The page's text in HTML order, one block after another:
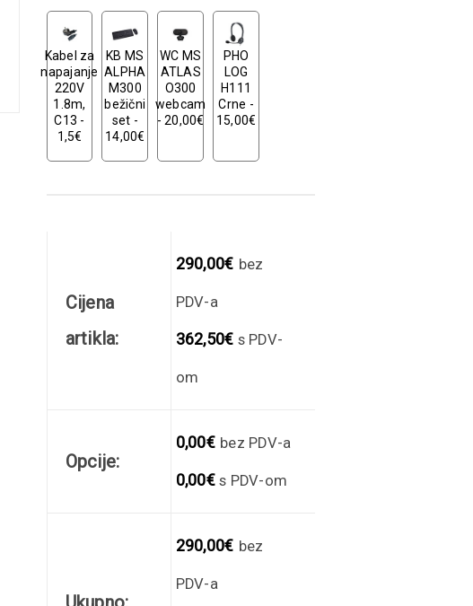
Kabel za
napajanje
220V
1.8m,
C13 -
1,5€
KB MS
ALPHA
M300
bežični
set -
14,00€
WC MS
ATLAS
O300
webcam
- 20,00€
PHO
LOG
H111
Crne -
15,00€
Cijena
artikla:
290,00€ bez
PDV-a
362,50€ s PDV-
om
Opcije:
0,00€ bez PDV-a
0,00€s PDV-om
290,00€ bez
PDV-a